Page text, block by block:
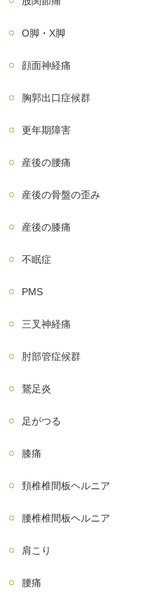
О脚・X脚
顔面神経痛
胸郭出口症候群
更年期障害
産後の腰痛
産後の骨盤の歪み
産後の膝痛
不眠症
PMS
三叉神経痛
肘部管症候群
鵞足炎
足がつる
膝痛
頚椎椎間板ヘルニア
腰椎椎間板ヘルニア
肩こり
腰痛